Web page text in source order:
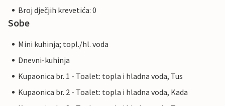
Broj dječjih krevetića: 0
Sobe
Mini kuhinja; topl./hl. voda
Dnevni-kuhinja
Kupaonica br. 1 - Toalet: topla i hladna voda, Tus
Kupaonica br. 2 - Toalet: topla i hladna voda, Kada